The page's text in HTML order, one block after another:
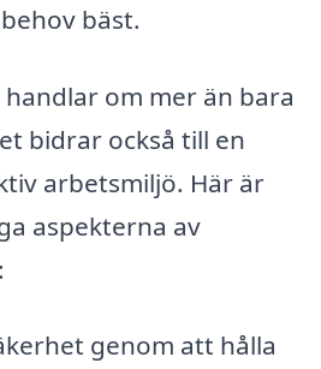
bäst.
om mer än bara
bidrar också till en
arbetsmiljö. Här är
aspekterna av
genom att hålla